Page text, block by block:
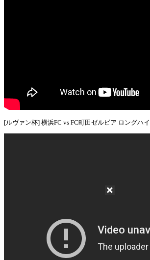
[ルヴァン杯] 横浜FC vs FC町田ゼルビア ロングハ